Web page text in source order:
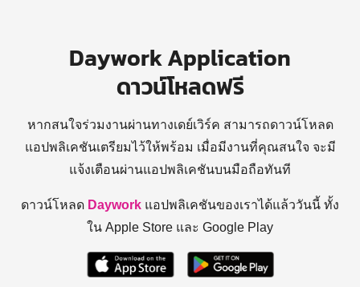
Daywork Application
ดาวน์โหลดฟรี
หากสนใจร่วมงานผ่านทางเดย์เวิร์ค สามารถดาวน์โหลด
แอปพลิเคชันเตรียมไว้ให้พร้อม เมื่อมีงานที่คุณสนใจ จะมี
แจ้งเตือนผ่านแอปพลิเคชันบนมือถือทันที
ดาวน์โหลด Daywork แอปพลิเคชันของเราได้แล้ววันนี้ ทั้ง
ใน Apple Store และ Google Play